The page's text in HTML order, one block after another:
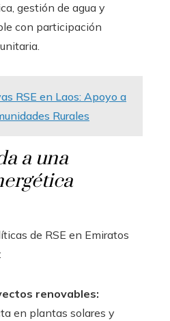
gestión de agua y
con participación
RSE en Laos: Apoyo a
Rurales
a una
de RSE en Emiratos
renovables:
en plantas solares y